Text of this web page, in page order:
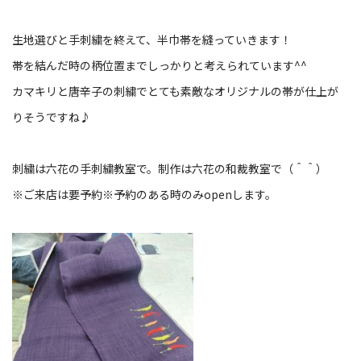
生地選びと手刺繍を終えて、半巾帯を縫っていきます！
帯を結んだ時の柄位置までしっかりと考えられています^^
カマキリと唐辛子の刺繍でとても素敵なオリジナルの帯が仕上が
りそうですね♪
刺繍は六花の手刺繍教室で。制作は六花の和裁教室で（＾＾）
※ご来店は要予約※予約のある時のみopenします。